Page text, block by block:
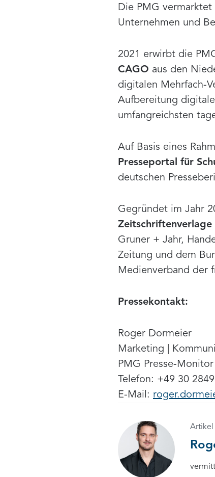
Die PMG
Unternehmen und
2021 erwirbt die
CAGO aus den
digitalen Mehrfach-
Aufbereitung
umfangreichsten
Auf Basis eines
Presseportal für
deutschen
Gegründet im Jahr
Zeitschriftenverlage
Gruner + Jahr,
Zeitung und dem
Medienverband der
Pressekontakt:
Roger Dormeier
Marketing |
PMG Presse-
Telefon: +49 30
E-Mail:
Artikel